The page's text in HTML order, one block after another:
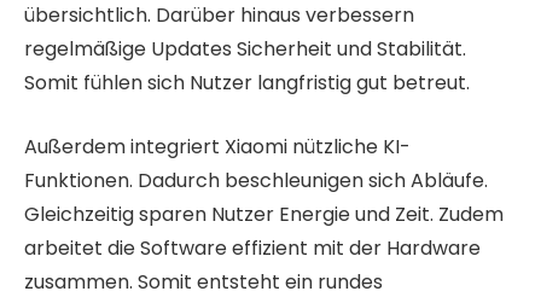
übersichtlich. Darüber hinaus verbessern
regelmäßige Updates Sicherheit und Stabilität.
Somit fühlen sich Nutzer langfristig gut betreut.
Außerdem integriert Xiaomi nützliche KI-
Funktionen. Dadurch beschleunigen sich Abläufe.
Gleichzeitig sparen Nutzer Energie und Zeit. Zudem
arbeitet die Software effizient mit der Hardware
zusammen. Somit entsteht ein rundes